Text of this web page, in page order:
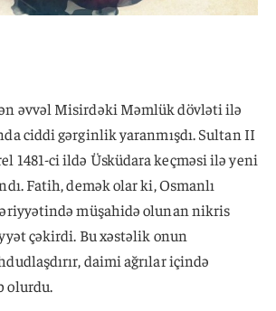
əvvəl Misirdəki Məmlük dövləti ilə
ciddi gərginlik yaranmışdı. Sultan II
1481-ci ildə Üsküdara keçməsi ilə yeni
Fatih, demək olar ki, Osmanlı
müşahidə olunan nikris
çəkirdi. Bu xəstəlik onun
daimi ağrılar içində
olurdu.